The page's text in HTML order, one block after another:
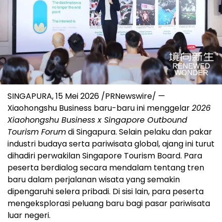
SINGAPURA, 15 Mei 2026 /PRNewswire/ —
Xiaohongshu Business baru-baru ini menggelar2026
Xiaohongshu Business x Singapore Outbound
Tourism Forumdi Singapura. Selain pelaku dan pakar
industri budaya serta pariwisata global, ajang ini turut
dihadiri perwakilan Singapore Tourism Board. Para
peserta berdialog secara mendalam tentang tren
baru dalam perjalanan wisata yang semakin
dipengaruhi selera pribadi. Di sisi lain, para peserta
mengeksplorasi peluang baru bagi pasar pariwisata
luar negeri.